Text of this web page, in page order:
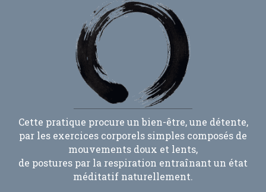
Cette pratique procure un bien-être, une détente,
par les exercices corporels simples composés de
mouvements doux et lents,
de postures par la respiration entraînant un état
méditatif naturellement.